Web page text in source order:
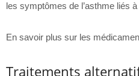
les symptômes de l’asthme liés
En savoir plus sur les
Traitements